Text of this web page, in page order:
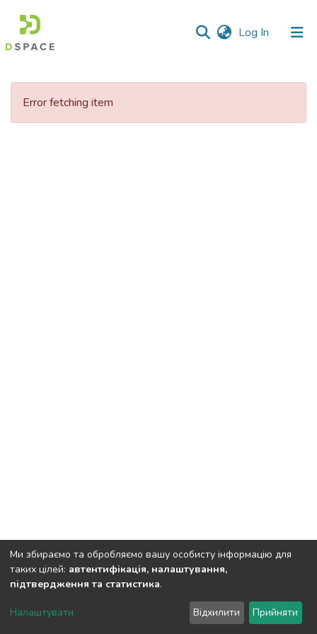
Log In (current)
Communities
Error fetching item
DSpace software copyright © 2002-2026 LYRASIS
Cookie settings
Ми збираємо та обробляємо вашу особисту інформацію для
таких цілей: автентифікація, налаштування,
підтвердження та статистика.
Налаштувати Відхилити Прийняти